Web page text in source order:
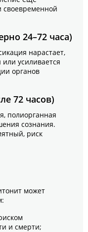
своевременной
24–72 часа)
нарастает,
или усиливается
органов
72 часов)
полиорганная
сознания.
риск
может
и смерти;